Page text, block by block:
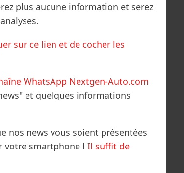
plus aucune information et serez
sur ce lien et de cocher les
WhatsApp Nextgen-Auto.com
et quelques informations
nos news vous soient présentées
votre smartphone ! Il suffit de